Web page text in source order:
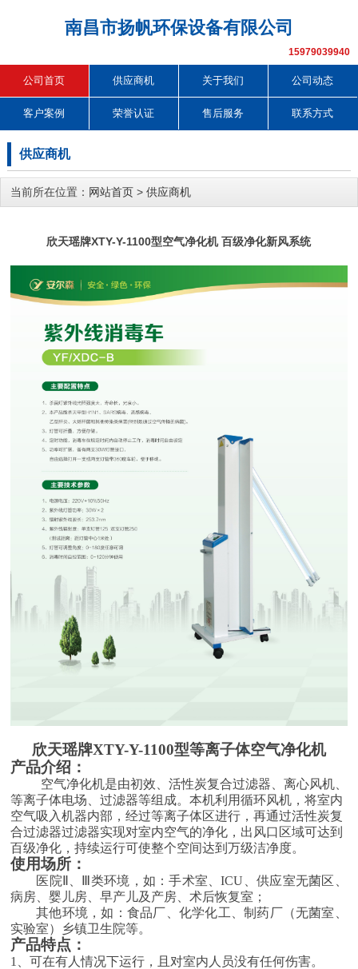
南昌市扬帆环保设备有限公司
15979039940
公司首页 供应商机 关于我们 公司动态
客户案例 荣誉认证 售后服务 联系方式
供应商机
当前所在位置： 网站首页 > 供应商机
欣天瑶牌XTY-Y-1100型空气净化机 百级净化新风系统
欣天瑶牌XTY-Y-1100型等离子体空气净化机
产品介绍：
空气净化机是由初效、活性炭复合过滤器、离心风机、
等离子体电场、过滤器等组成。本机利用循环风机，将室内
空气吸入机器内部，经过等离子体区进行，再通过活性炭复
合过滤器过滤器实现对室内空气的净化，出风口区域可达到
百级净化，持续运行可使整个空间达到万级洁净度。
使用场所：
医院 Ⅱ、Ⅲ类环境，如：手术室、ICU 、供应室无菌区、
病房、婴儿房、早产儿及产房、术后恢复室；
其他环境，如：食品厂、化学化工、制药厂（无菌室、
实验室）乡镇卫生院等。
产品特点：
1、可在有人情况下运行，且对室内人员没有任何伤害。